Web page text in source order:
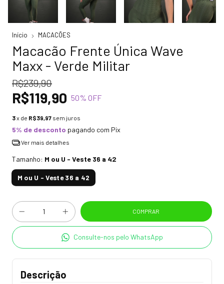
Início MACACÕES
Macacão Frente Única Wave
Maxx - Verde Militar
R$239,90
R$119,90 50% OFF
3x de R$39,97 sem juros
5% de desconto pagando com Pix
Ver mais detalhes
Tamanho: M ou U - Veste 36 a 42
M ou U - Veste 36 a 42
Consulte-nos pelo WhatsApp
Descrição